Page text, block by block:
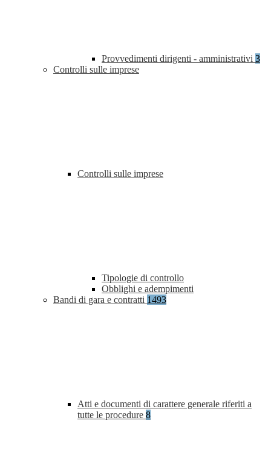
Provvedimenti dirigenti - amministrativi 3
Controlli sulle imprese
Controlli sulle imprese
Tipologie di controllo
Obblighi e adempimenti
Bandi di gara e contratti 1493
Atti e documenti di carattere generale riferiti a
tutte le procedure 8